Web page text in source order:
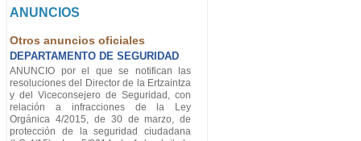
ANUNCIOS
Otros anuncios oficiales
DEPARTAMENTO DE SEGURIDAD
ANUNCIO por el que se notifican las
resoluciones del Director de la Ertzaintza
y del Viceconsejero de Seguridad, con
relación a infracciones de la Ley
Orgánica 4/2015, de 30 de marzo, de
protección de la seguridad ciudadana